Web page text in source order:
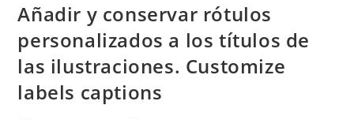
Añadir y conservar rótulos
personalizados a los títulos de
las ilustraciones. Customize
labels captions